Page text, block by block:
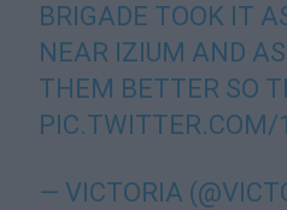
BRIGADE TOOK IT
NEAR IZIUM AND
THEM BETTER SO
PIC.TWITTER.COM/
— VICTORIA